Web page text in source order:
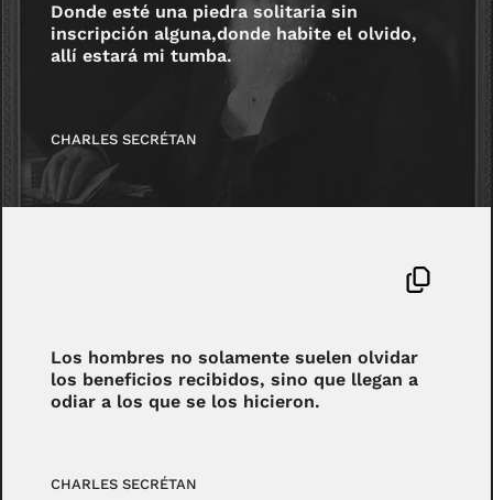
Donde esté una piedra solitaria sin
inscripción alguna,donde habite el olvido,
allí estará mi tumba.
CHARLES SECRÉTAN
Los hombres no solamente suelen olvidar
los beneficios recibidos, sino que llegan a
odiar a los que se los hicieron.
CHARLES SECRÉTAN